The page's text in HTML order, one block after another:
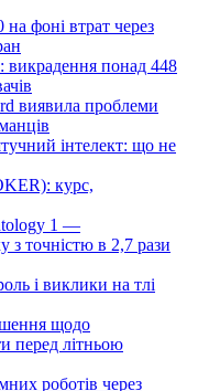
фоні втрат через
викрадення понад 448
виявила проблеми
інтелект: що не
курс,
1 —
з точністю в 2,7 рази
і виклики на тлі
щодо
перед літньою
роботів через